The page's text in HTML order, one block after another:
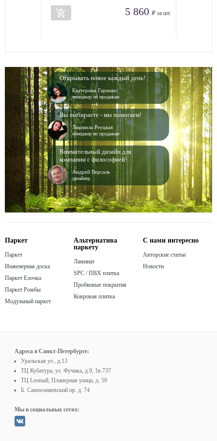
add_shopping_cart 5 860 ₽ за шт.
Открывать новое каждый день!
Екатерина Гармаш
менеджер по продажам
Вы выбираете - мы помогаем!
Людмила Реуцкая
менеджер по продажам
Внимательный дизайн для
компании с философией!
Андрей Версаль
дизайнер
Паркет
Паркет
Инженерная доска
Паркет Елочка
Паркет Ромбы
Модульный паркет
Альтернатива
паркету
Ламинат
SPC / ПВХ плитка
Пробковые покрытия
Ковровая плитка
С нами интересно
Авторские статьи
Новости
Адреса в Санкт-Петербурге:
Уральская ул., д.13
ТЦ Кубатура, ул. Фучика, д.9, 1в.737
ТЦ Leomall, Планерная улица, д. 59
Б. Сампсониевский пр. д. 74
Мы в социальных сетях: